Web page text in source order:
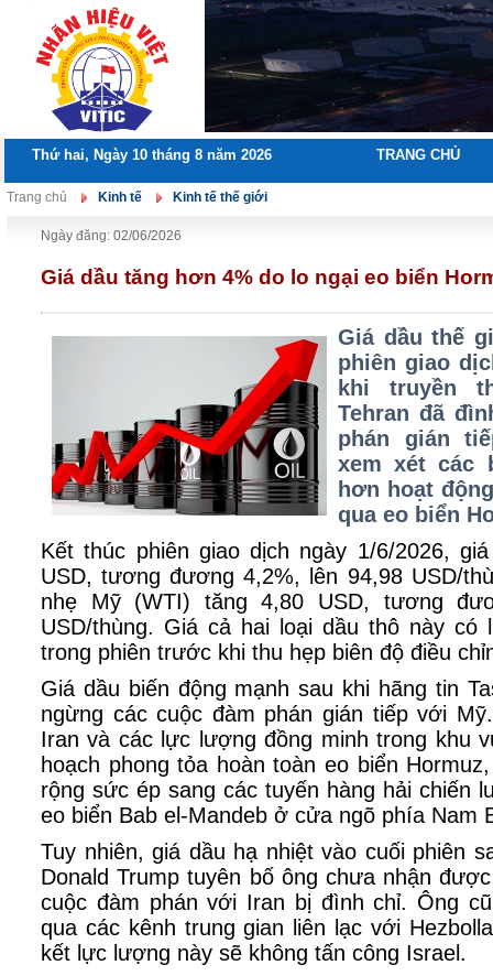
Thứ hai, Ngày 10 tháng 8 năm 2026 TRANG CHỦ
Trang chủ Kinh tế Kinh tế thế giới
Ngày đăng: 02/06/2026
Giá dầu tăng hơn 4% do lo ngại eo biển
Giá dầu thế
phiên giao
khi truyền
Tehran đã
phán gián
xem xét các
hơn hoạt
qua eo biển
Kết thúc phiên giao dịch ngày 1/6/2026,
USD, tương đương 4,2%, lên 94,98 USD/
nhẹ Mỹ (WTI) tăng 4,80 USD, tương
USD/thùng. Giá cả hai loại dầu thô này có
trong phiên trước khi thu hẹp biên độ điều
Giá dầu biến động mạnh sau khi hãng tin
ngừng các cuộc đàm phán gián tiếp với
Iran và các lực lượng đồng minh trong khu
hoạch phong tỏa hoàn toàn eo biển
rộng sức ép sang các tuyến hàng hải chiến
eo biển Bab el-Mandeb ở cửa ngõ phía Nam
Tuy nhiên, giá dầu hạ nhiệt vào cuối phiên
Donald Trump tuyên bố ông chưa nhận
cuộc đàm phán với Iran bị đình chỉ. Ông
qua các kênh trung gian liên lạc với
kết lực lượng này sẽ không tấn công Israel.